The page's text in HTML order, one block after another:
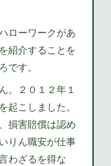
ローワークがあ
紹介することを
です。
。２０１２年１
起こしました。
損害賠償は認め
りん職安が仕事
わざるを得な